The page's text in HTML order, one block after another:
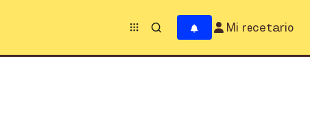
Mi recetario